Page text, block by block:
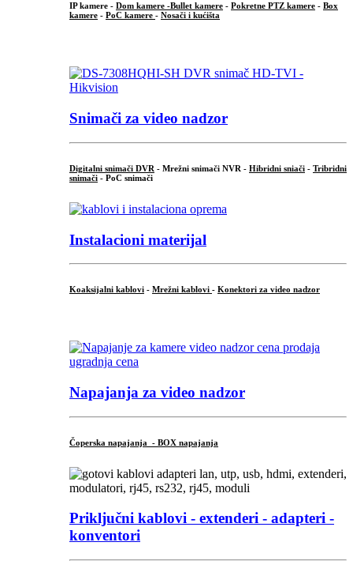
IP kamere - Dom kamere -Bullet kamere - Pokretne PTZ kamere - Box
kamere - PoC kamere - Nosači i kućišta
Snimači za video nadzor
Digitalni snimači DVR - Mrežni snimači NVR - Hibridni sniači - Tribridni
snimači - PoC snimači
Instalacioni materijal
Koaksijalni kablovi - Mrežni kablovi - Konektori za video nadzor
Napajanja za video nadzor
Čoperska napajanja - BOX napajanja
Priključni kablovi - extenderi - adapteri -
konventori